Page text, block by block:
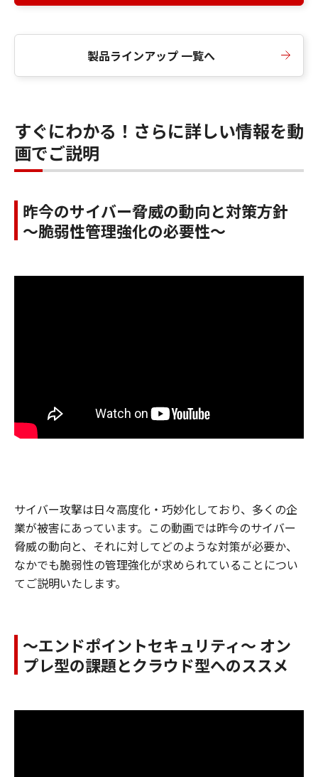
製品ラインアップ 一覧へ
すぐにわかる！さらに詳しい情報を動
画でご説明
昨今のサイバー脅威の動向と対策方針
～脆弱性管理強化の必要性～
サイバー攻撃は日々高度化・巧妙化しており、多くの企
業が被害にあっています。この動画では昨今のサイバー
脅威の動向と、それに対してどのような対策が必要か、
なかでも脆弱性の管理強化が求められていることについ
てご説明いたします。
～エンドポイントセキュリティ～ オン
プレ型の課題とクラウド型へのススメ